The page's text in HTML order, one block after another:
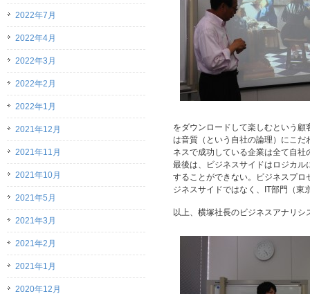
をダウンロードして楽しむという
は音質（という自社の論理）にこ
ネスで成功している企業は全て自
最後は、ビジネスサイドはロジカ
することができない。ビジネスプ
ジネスサイドではなく、IT部門（東
以上、横塚社長のビジネスアナリ
2022年7月
2022年4月
2022年3月
2022年2月
2022年1月
2021年12月
2021年11月
2021年10月
2021年5月
2021年3月
2021年2月
2021年1月
2020年12月